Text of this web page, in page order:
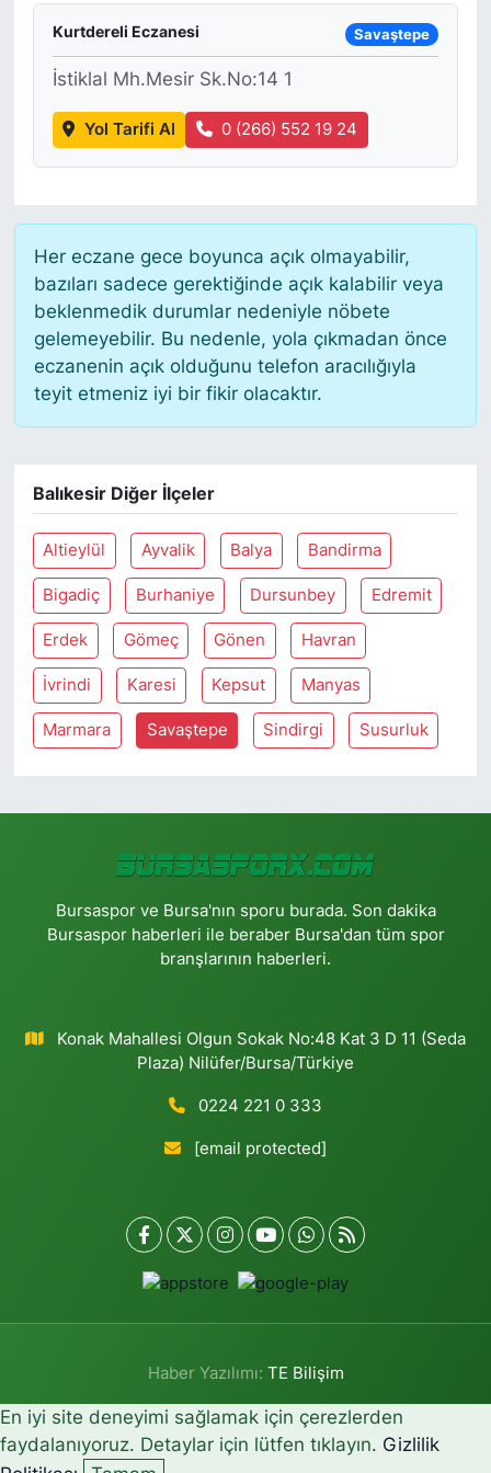
Kurtdereli Eczanesi Savaştepe
İstiklal Mh.Mesir Sk.No:14 1
Yol Tarifi Al 0 (266) 552 19 24
Her eczane gece boyunca açık olmayabilir,
bazıları sadece gerektiğinde açık kalabilir veya
beklenmedik durumlar nedeniyle nöbete
gelemeyebilir. Bu nedenle, yola çıkmadan önce
eczanenin açık olduğunu telefon aracılığıyla
teyit etmeniz iyi bir fikir olacaktır.
Balıkesir Diğer İlçeler
Altieylül Ayvalik Balya Bandirma
Bigadiç Burhaniye Dursunbey Edremit
Erdek Gömeç Gönen Havran
İvrindi Karesi Kepsut Manyas
Marmara Savaştepe Sindirgi Susurluk
Bursaspor ve Bursa'nın sporu burada. Son dakika
Bursaspor haberleri ile beraber Bursa'dan tüm spor
branşlarının haberleri.
Konak Mahallesi Olgun Sokak No:48 Kat 3 D 11 (Seda
Plaza) Nilüfer/Bursa/Türkiye
0224 221 0 333
[email protected]
Haber Yazılımı: TE Bilişim
En iyi site deneyimi sağlamak için çerezlerden
faydalanıyoruz. Detaylar için lütfen tıklayın. Gizlilik